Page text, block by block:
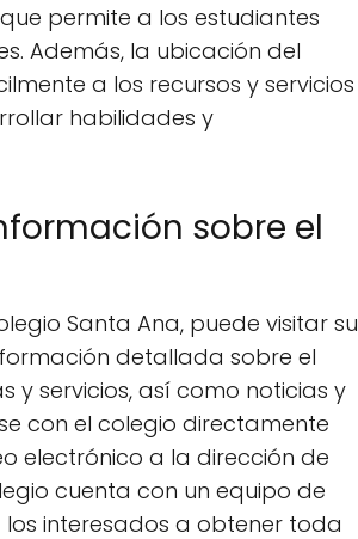
permite a los estudiantes
Además, la ubicación del
a los recursos y servicios
habilidades y
sobre el
Santa Ana, puede visitar su
detallada sobre el
y servicios, así como noticias y
con el colegio directamente
electrónico a la dirección de
cuenta con un equipo de
interesados a obtener toda